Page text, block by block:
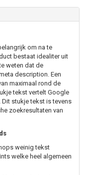
om na te
bestaat idealiter uit
weten dat de
description. Een
maximaal rond de
tekst vertelt Google
stukje tekst is tevens
zoekresultaten van
weinig tekst
welke heel algemeen